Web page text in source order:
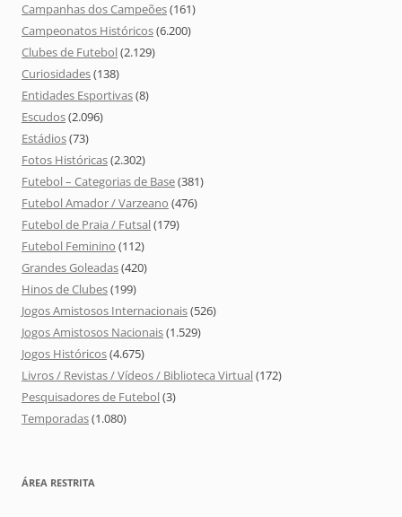
Campanhas dos Campeões(161)
Campeonatos Históricos(6.200)
Clubes de Futebol(2.129)
Curiosidades(138)
Entidades Esportivas(8)
Escudos(2.096)
Estádios(73)
Fotos Históricas(2.302)
Futebol – Categorias de Base(381)
Futebol Amador / Varzeano (476)
Futebol de Praia / Futsal(179)
Futebol Feminino (112)
Grandes Goleadas(420)
Hinos de Clubes(199)
Jogos Amistosos Internacionais(526)
Jogos Amistosos Nacionais(1.529)
Jogos Históricos(4.675)
Livros / Revistas / Vídeos / Biblioteca Virtual(172)
Pesquisadores de Futebol(3)
Temporadas(1.080)
ÁREA RESTRITA